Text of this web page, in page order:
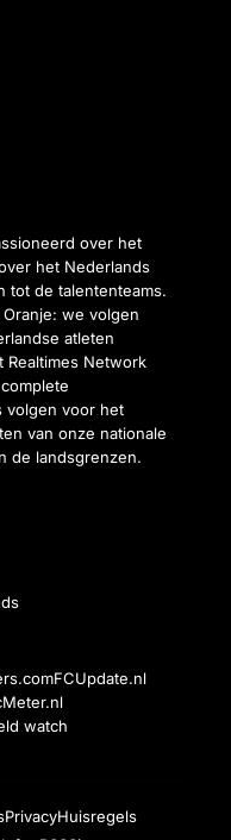
over het
het Nederlands
tot de talententeams.
we volgen
atleten
Realtimes Network
volgen voor het
van onze nationale
de landsgrenzen.
FCUpdate.nl
watch
PrivacyHuisregels